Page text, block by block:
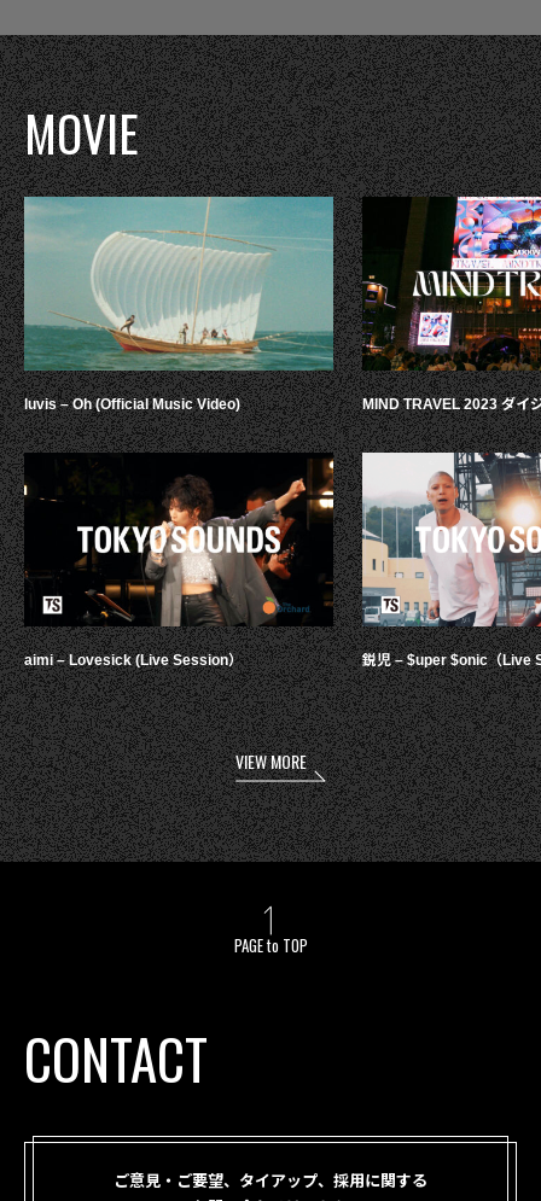
MOVIE
luvis – Oh (Official Music Video)
aimi – Lovesick (Live Session）
MIND TRAVEL 2023 ダイ
鋭児 – $uper $onic（Live
VIEW MORE
PAGE to TOP
CONTACT
ご意見・ご要望、タイアップ、採用に関する